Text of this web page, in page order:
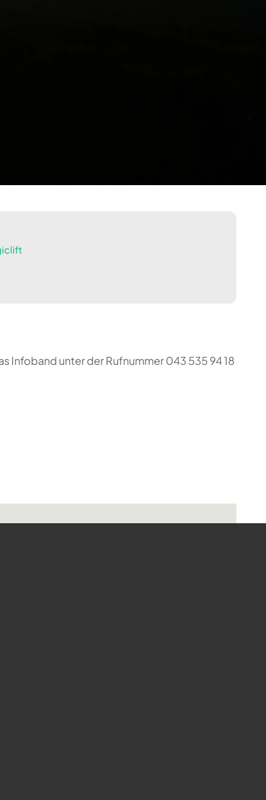
Infoband unter der Rufnummer 043 535 94 18